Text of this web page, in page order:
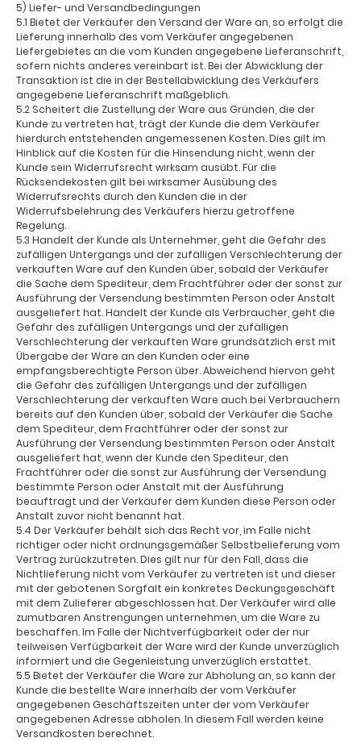
5) Liefer- und Versandbedingungen
5.1 Bietet der Verkäufer den Versand der Ware an, so erfolgt die
Lieferung innerhalb des vom Verkäufer angegebenen
Liefergebietes an die vom Kunden angegebene Lieferanschrift,
sofern nichts anderes vereinbart ist. Bei der Abwicklung der
Transaktion ist die in der Bestellabwicklung des Verkäufers
angegebene Lieferanschrift maßgeblich.
5.2 Scheitert die Zustellung der Ware aus Gründen, die der
Kunde zu vertreten hat, trägt der Kunde die dem Verkäufer
hierdurch entstehenden angemessenen Kosten. Dies gilt im
Hinblick auf die Kosten für die Hinsendung nicht, wenn der
Kunde sein Widerrufsrecht wirksam ausübt. Für die
Rücksendekosten gilt bei wirksamer Ausübung des
Widerrufsrechts durch den Kunden die in der
Widerrufsbelehrung des Verkäufers hierzu getroffene
Regelung.
5.3 Handelt der Kunde als Unternehmer, geht die Gefahr des
zufälligen Untergangs und der zufälligen Verschlechterung der
verkauften Ware auf den Kunden über, sobald der Verkäufer
die Sache dem Spediteur, dem Frachtführer oder der sonst zur
Ausführung der Versendung bestimmten Person oder Anstalt
ausgeliefert hat. Handelt der Kunde als Verbraucher, geht die
Gefahr des zufälligen Untergangs und der zufälligen
Verschlechterung der verkauften Ware grundsätzlich erst mit
Übergabe der Ware an den Kunden oder eine
empfangsberechtigte Person über. Abweichend hiervon geht
die Gefahr des zufälligen Untergangs und der zufälligen
Verschlechterung der verkauften Ware auch bei Verbrauchern
bereits auf den Kunden über, sobald der Verkäufer die Sache
dem Spediteur, dem Frachtführer oder der sonst zur
Ausführung der Versendung bestimmten Person oder Anstalt
ausgeliefert hat, wenn der Kunde den Spediteur, den
Frachtführer oder die sonst zur Ausführung der Versendung
bestimmte Person oder Anstalt mit der Ausführung
beauftragt und der Verkäufer dem Kunden diese Person oder
Anstalt zuvor nicht benannt hat.
5.4 Der Verkäufer behält sich das Recht vor, im Falle nicht
richtiger oder nicht ordnungsgemäßer Selbstbelieferung vom
Vertrag zurückzutreten. Dies gilt nur für den Fall, dass die
Nichtlieferung nicht vom Verkäufer zu vertreten ist und dieser
mit der gebotenen Sorgfalt ein konkretes Deckungsgeschäft
mit dem Zulieferer abgeschlossen hat. Der Verkäufer wird alle
zumutbaren Anstrengungen unternehmen, um die Ware zu
beschaffen. Im Falle der Nichtverfügbarkeit oder der nur
teilweisen Verfügbarkeit der Ware wird der Kunde unverzüglich
informiert und die Gegenleistung unverzüglich erstattet.
5.5 Bietet der Verkäufer die Ware zur Abholung an, so kann der
Kunde die bestellte Ware innerhalb der vom Verkäufer
angegebenen Geschäftszeiten unter der vom Verkäufer
angegebenen Adresse abholen. In diesem Fall werden keine
Versandkosten berechnet.